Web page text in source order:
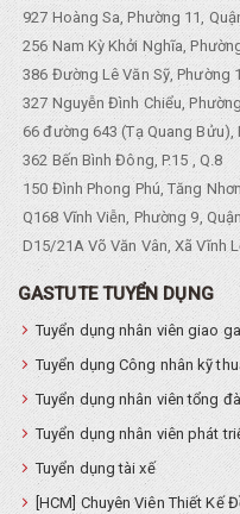
927 Hoàng Sa, Phường 11,
256 Nam Kỳ Khởi Nghĩa,
386 Đường Lê Văn Sỹ, Phường
327 Nguyễn Đình Chiểu,
66 đường 643 (Tạ Quang Bửu),
362 Bến Bình Đông, P.15 , Q.8
150 Đình Phong Phú, Tăng
Q168 Vĩnh Viễn, Phường 9,
D15/21A Võ Văn Vân, Xã Vĩnh
GASTUTE TUYỂN DỤNG
Tuyển dụng nhân viên giao
Tuyển dụng Công nhân kỹ
Tuyển dụng nhân viên tổng
Tuyển dụng nhân viên phát
Tuyển dụng tài xế
[HCM] Chuyên Viên Thiết Kế